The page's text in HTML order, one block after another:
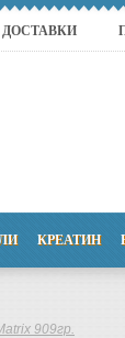
ДОСТАВКИ
КРЕАТИН
909гр.